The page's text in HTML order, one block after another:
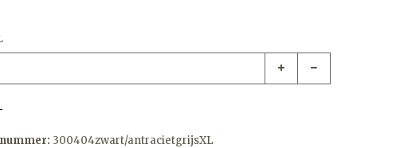
300404zwart/antracietgrijsXL